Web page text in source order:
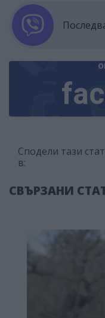
Сподели тази
в:
СВЪРЗАНИ